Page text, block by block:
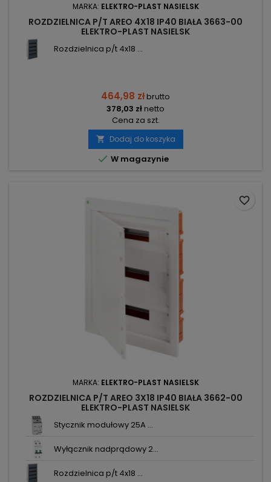
MARKA: ELEKTRO-PLAST NASIELSK
ROZDZIELNICA P/T AREO 4X18 IP40 BIAŁA 3663-00
ELEKTRO-PLAST NASIELSK
Rozdzielnica p/t 4x18 ...
464,98 złbrutto
378,03 złnetto
Cena za szt.
 Dodaj do koszyka
 W magazynie
MARKA: ELEKTRO-PLAST NASIELSK
ROZDZIELNICA P/T AREO 3X18 IP40 BIAŁA 3662-00
ELEKTRO-PLAST NASIELSK
Stycznik modułowy 25A ...
Wyłącznik nadprądowy 2...
Rozdzielnica p/t 4x18 ...
favorite_border